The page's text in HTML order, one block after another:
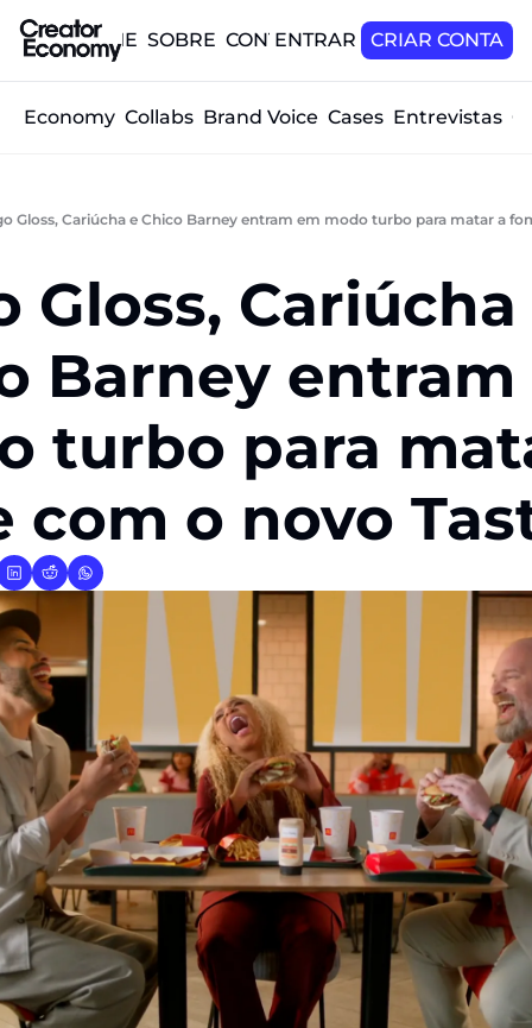
HOME SOBRE CONTATOENTRAR CRIAR CONTA
Economy Collabs Brand Voice Cases Entrevistas
Gloss, Cariúcha e Chico Barney entram em modo turbo para matar a
Gloss, Cariúcha
Barney entram
turbo para
com o novo